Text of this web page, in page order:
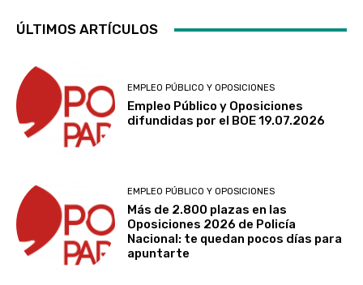
ÚLTIMOS ARTÍCULOS
EMPLEO PÚBLICO Y OPOSICIONES
Empleo Público y Oposiciones
difundidas por el BOE 19.07.2026
EMPLEO PÚBLICO Y OPOSICIONES
Más de 2.800 plazas en las
Oposiciones 2026 de Policía
Nacional: te quedan pocos días para
apuntarte